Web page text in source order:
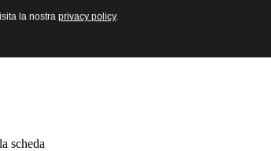
scheda
la nostra privacy policy.
la nostra privacy policy.